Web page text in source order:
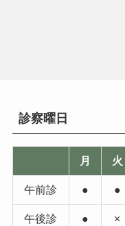
診察曜日
月 火
午前診 ● ●
午後診 ● ×